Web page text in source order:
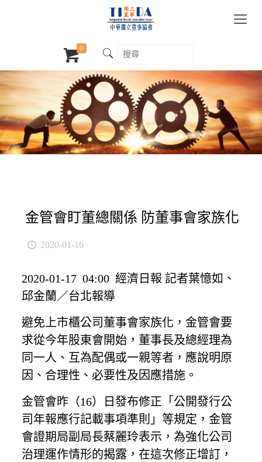
0
金管會盯董總關係 防董事會家族化
2020-01-16
2020-01-17 04:00 經濟日報 記者葉憶如、
邱金蘭／台北報導
避免上市櫃公司董事會家族化，金管會要
求從今年股東會開始，董事長及總經理為
同一人、互為配偶或一親等者，應說明原
因、合理性、必要性及因應措施。
金管會昨（16）日發布修正「公開發行公
司年報應行記載事項準則」等規定，金管
會證期局副局長蔡麗玲表示，為強化公司
治理運作情形的揭露，在這次修正增訂，